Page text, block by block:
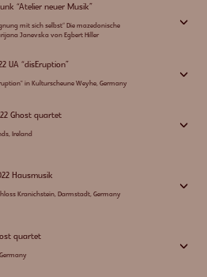
“Atelier neuer Musik”
mit sich selbst“ Die mazedonische
Janevska von Egbert Hiller
3
UA “disEruption”
in Kulturscheune Weyhe, Germany
3
Ghost quartet
Ireland
3
Hausmusik
Kranichstein, Darmstadt, Germany
3
quartet
3